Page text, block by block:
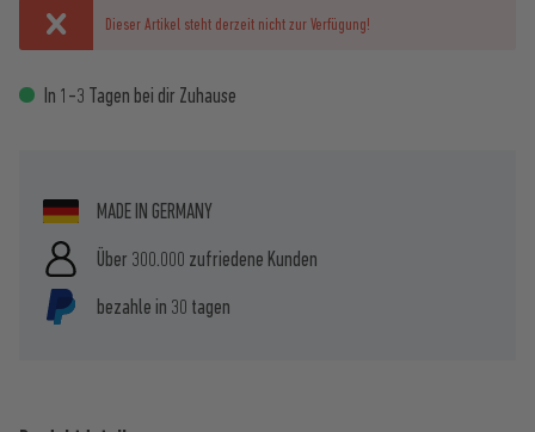
Dieser Artikel steht derzeit nicht zur Verfügung!
In 1-3 Tagen bei dir Zuhause
MADE IN GERMANY
Über 300.000 zufriedene Kunden
bezahle in 30 tagen